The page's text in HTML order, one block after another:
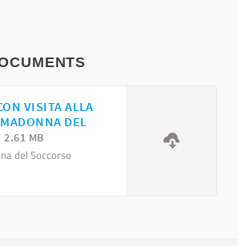
VISITA ALLA
DEL
2.61 MB
del Soccorso